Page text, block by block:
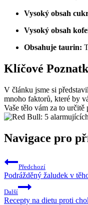
Vysoký obsah
Vysoký obsah
Obsahuje taurin:
Klíčové
V článku jsme si
mnoho faktorů, které by
Vaše tělo vám za to
Navigace pro
Předchozí
Podrážděný žaludek v
Další
Recepty na dietu proti